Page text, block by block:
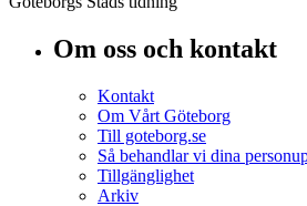
Om oss och kontakt
Kontakt
Om Vårt Göteborg
Till goteborg.se
Så behandlar vi dina
Tillgänglighet
Arkiv